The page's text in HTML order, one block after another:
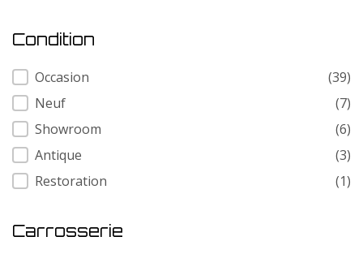
Condition
Condition
Occasion
(39)
Neuf
(7)
Showroom
(6)
Antique
(3)
Restoration
(1)
Carrosserie